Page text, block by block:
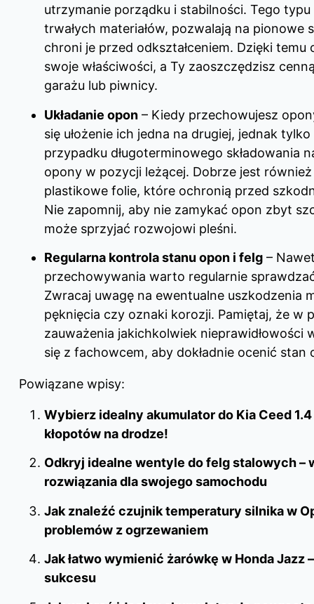
utrzymanie porządku i stabilności. Tego
trwałych materiałów, pozwalają na pionowe
chroni je przed odkształceniem. Dzięki temu
swoje właściwości, a Ty zaoszczędzisz
garażu lub piwnicy.
Układanie opon – Kiedy przechowujesz
się ułożenie ich jedna na drugiej, jednak
przypadku długoterminowego składowania
opony w pozycji leżącej. Dobrze jest
plastikowe folie, które ochronią przed
Nie zapomnij, aby nie zamykać opon zbyt
może sprzyjać rozwojowi pleśni.
Regularna kontrola stanu opon i felg –
przechowywania warto regularnie
Zwracaj uwagę na ewentualne uszkodzenia
pęknięcia czy oznaki korozji. Pamiętaj, że w
zauważenia jakichkolwiek nieprawidłowości
się z fachowcem, aby dokładnie ocenić stan
Powiązane wpisy:
Wybierz idealny akumulator do Kia Ceed
kłopotów na drodze!
Odkryj idealne wentyle do felg stalowych –
rozwiązania dla swojego samochodu
Jak znaleźć czujnik temperatury silnika w
problemów z ogrzewaniem
Jak łatwo wymienić żarówkę w Honda Jazz
sukcesu